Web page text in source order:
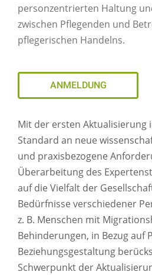
personzentrierten Haltung
zwischen Pflegenden und
pflegerischen Handelns.
ANMELDUNG
Mit der ersten Aktualisierung
Standard an neue
und praxisbezogene
Überarbeitung des
auf die Vielfalt der
Bedürfnisse verschiedener
z. B. Menschen mit
Behinderungen, in Bezug auf
Beziehungsgestaltung
Schwerpunkt der